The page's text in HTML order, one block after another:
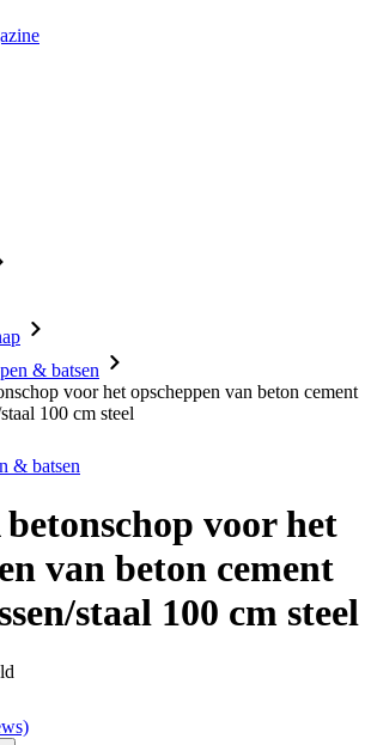
& batsen
voor het opscheppen van beton cement
100 cm steel
& batsen
voor het
van beton cement
staal 100 cm steel